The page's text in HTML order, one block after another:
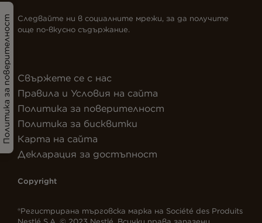
Политика за поверителност
Следвайте ни в социалните мрежи, за да получите
още по-вкусно съдържание.
Свържете се с нас
Правила и Условия на сайта
Политика за поверителност
Политика за бисквитки
Карта на сайта
Декларация за достъпност
Copyright
®Регистрирана търговска марка на Société des Produits